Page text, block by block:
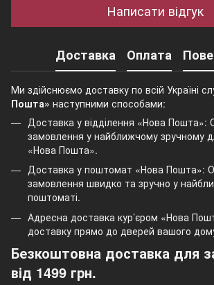
Написати відгук
Доставка Оплата
Ми здійснюємо доставку по всій Україні
Пошта» наступними способами:
Доставка у відділення «Нова Пошта»:
замовлення у найближчому зручному
«Нова Пошта».
Доставка у поштомат «Нова Пошта»:
замовлення швидко та зручно у
поштоматі.
Адресна доставка кур’єром «Нова
доставку прямо до дверей вашого
Безкоштовна доставка для
від 1499 грн.